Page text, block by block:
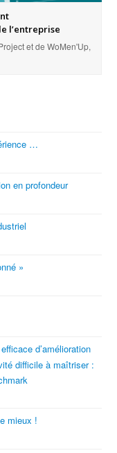
l’entreprise
et de WoMen'Up,
…
en profondeur
»
d’amélioration
difficile à maîtriser :
mieux !